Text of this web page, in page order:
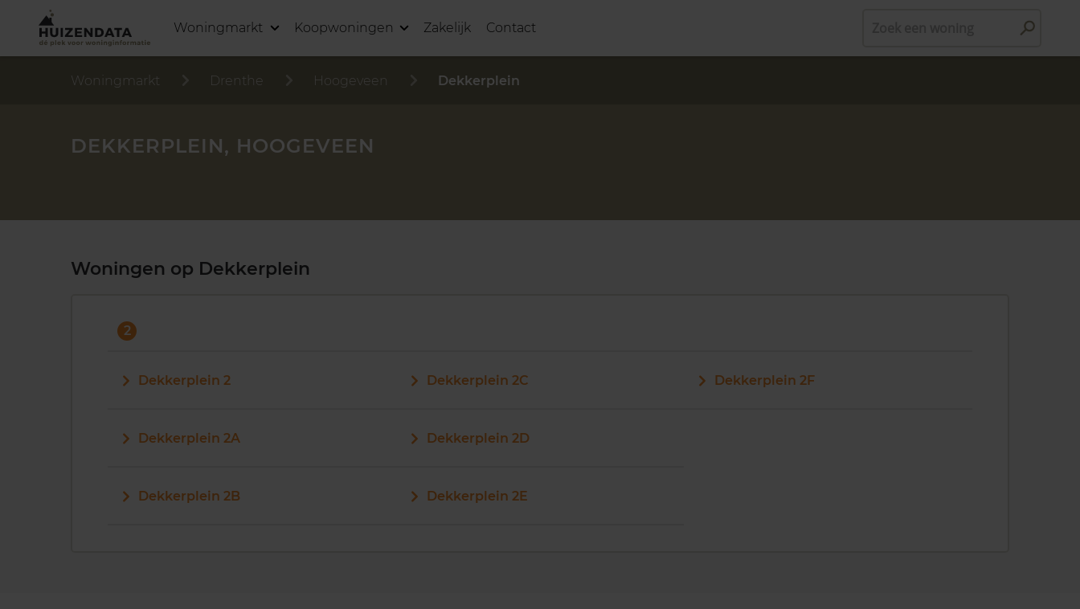
Woningmarkt Koopwoningen Zakelijk Contact
Woningmarkt Drenthe Hoogeveen Dekkerplein
DEKKERPLEIN, HOOGEVEEN
Woningen op Dekkerplein
2
Dekkerplein 2
Dekkerplein 2A
Dekkerplein 2B
Dekkerplein 2C
Dekkerplein 2D
Dekkerplein 2E
Dekkerplein 2F